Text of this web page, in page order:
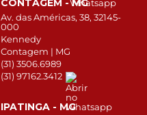
CONTAGEM - MG
Av. das Américas, 38, 32145-
000
Kennedy
Contagem | MG
(31) 3506.6989
(31) 97162.3412
IPATINGA - MG